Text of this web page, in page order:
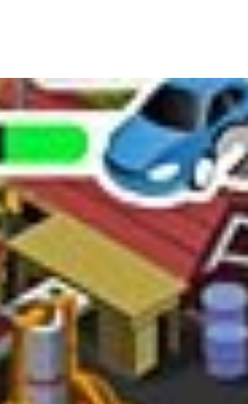
Pszczoła i kwitnący ul